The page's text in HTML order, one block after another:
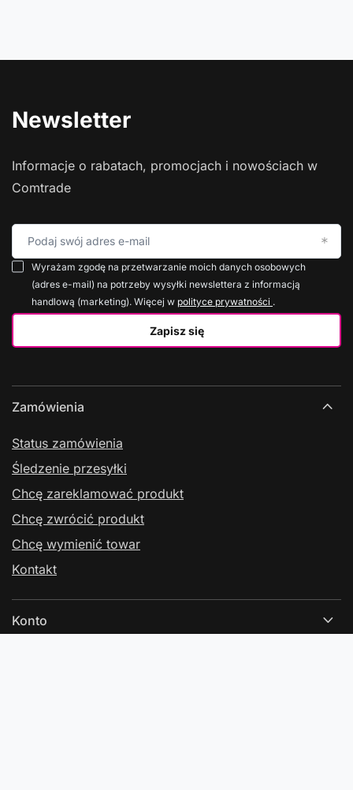
Newsletter
Informacje o rabatach, promocjach i nowościach w
Comtrade
Podaj swój adres e-mail
Zapisz się
Wyrażam zgodę na przetwarzanie moich danych osobowych
(adres e-mail) na potrzeby wysyłki newslettera z informacją
handlową (marketing). Więcej w polityce prywatności .
Zamówienia
Status zamówienia
Śledzenie przesyłki
Chcę zareklamować produkt
Chcę zwrócić produkt
Chcę wymienić towar
Kontakt
Konto